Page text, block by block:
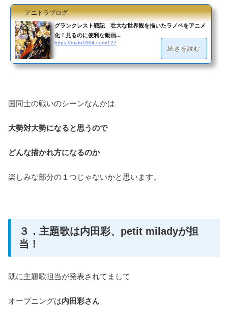
アニドラブログ
グランクレスト戦記 壮大な世界観を描いたラノベをアニメ
化！見るのに便利な動画...
https://matu1004.com/127
続きを読む
国同士の戦いのシーンなんかは
大勢対大勢になると思うので
どんな描かれ方になるのか
楽しみな部分の１つじゃないかと思います。
３．主題歌は内田彩、petit miladyが担
当！
既に主題歌担当が発表されてまして
オープニングは内田彩さん